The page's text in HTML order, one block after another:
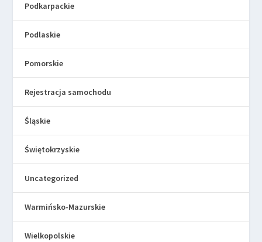
Podkarpackie
Podlaskie
Pomorskie
Rejestracja samochodu
Śląskie
Świętokrzyskie
Uncategorized
Warmińsko-Mazurskie
Wielkopolskie